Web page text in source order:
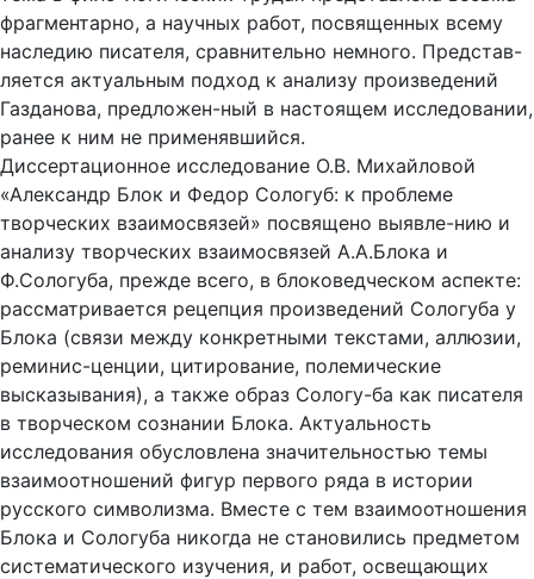
фрагментарно, а научных работ, посвященных всему
наследию писателя, сравнительно немного. Представ-
ляется актуальным подход к анализу произведений
Газданова, предложен-ный в настоящем исследовании,
ранее к ним не применявшийся.
Диссертационное исследование О.В. Михайловой
«Александр Блок и Федор Сологуб: к проблеме
творческих взаимосвязей» посвящено выявле-нию и
анализу творческих взаимосвязей А.А.Блока и
Ф.Сологуба, прежде всего, в блоковедческом аспекте:
рассматривается рецепция произведений Сологуба у
Блока (связи между конкретными текстами, аллюзии,
реминис-ценции, цитирование, полемические
высказывания), а также образ Сологу-ба как писателя
в творческом сознании Блока. Актуальность
исследования обусловлена значительностью темы
взаимоотношений фигур первого ряда в истории
русского символизма. Вместе с тем взаимоотношения
Блока и Сологуба никогда не становились предметом
систематического изучения, и работ, освещающих